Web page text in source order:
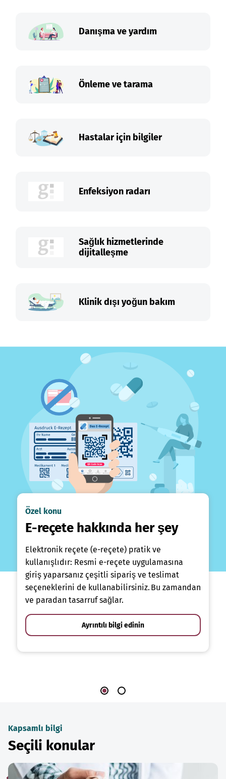
Danışma ve yardım
Önleme ve tarama
Hastalar için bilgiler
Enfeksiyon radarı
Sağlık hizmetlerinde
dijitalleşme
Klinik dışı yoğun bakım
Özel konu
E-reçete hakkında her şey
Elektronik reçete (e-reçete) pratik ve
kullanışlıdır: Resmi e-reçete uygulamasına
giriş yaparsanız çeşitli sipariş ve teslimat
seçeneklerini de kullanabilirsiniz. Bu zamandan
ve paradan tasarruf sağlar.
Ayrıntılı bilgi edinin
Kapsamlı bilgi
Seçili konular